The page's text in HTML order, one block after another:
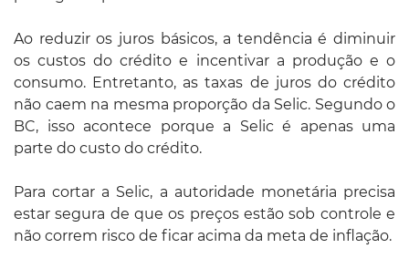
Ao reduzir os juros básicos, a tendência é diminuir
os custos do crédito e incentivar a produção e o
consumo. Entretanto, as taxas de juros do crédito
não caem na mesma proporção da Selic. Segundo o
BC, isso acontece porque a Selic é apenas uma
parte do custo do crédito.
Para cortar a Selic, a autoridade monetária precisa
estar segura de que os preços estão sob controle e
não correm risco de ficar acima da meta de inflação.